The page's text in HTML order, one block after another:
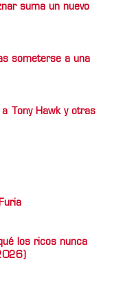
suma un nuevo
someterse a una
Tony Hawk y otras
los ricos nunca